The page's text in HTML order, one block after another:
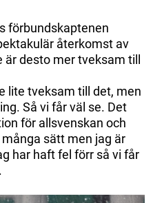
förbundskaptenen
återkomst av
desto mer tveksam till
lite tveksam till det, men
Så vi får väl se. Det
för allsvenskan och
sätt men jag är
har haft fel förr så vi får
.